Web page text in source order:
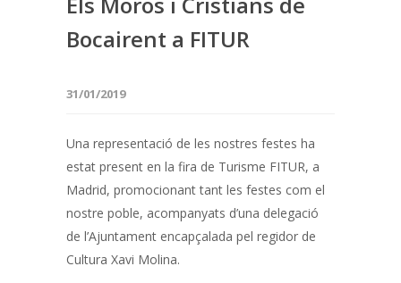
Bocairent a FITUR
31/01/2019
Una representació de les nostres festes ha
estat present en la fira de Turisme FITUR, a
Madrid, promocionant tant les festes com el
nostre poble, acompanyats d’una delegació
de l’Ajuntament encapçalada pel regidor de
Cultura Xavi Molina.